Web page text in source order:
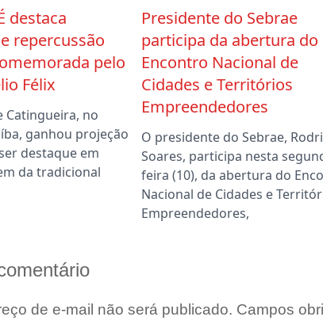
destaca
repercussão
pelo
Félix
Catingueira, no
ganhou projeção
destaque em
da tradicional
Presidente do Sebrae
participa da abertura do
Encontro Nacional de
Cidades e Territórios
Empreendedores
O presidente do Sebrae,
Soares, participa nesta
feira (10), da abertura do
Nacional de Cidades e
Empreendedores,
de e-mail não será publicado. Campos